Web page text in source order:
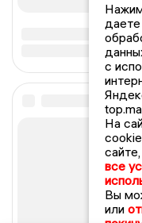
даете
с
На
все
Вы
или